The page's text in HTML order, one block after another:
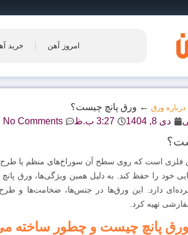
امروز آهن خرید
درباره ورق ← ورق پانچ چیست؟
دی 8, 1404 3:27 ب.ظ No Comments
فلزی است که روی سطح آن سوراخ‌های منظم یا
خود را حفظ کند. به دلیل همین ویژگی‌ها، ورق
دارد. این ورق‌ها در جنس‌ها، ضخامت‌ها و
تهیه کرد.
پانچ چیست و چطور ساخته